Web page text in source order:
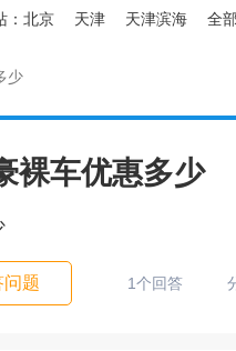
北京 天津 天津滨海 全
少
裸车优惠多少
问题 1个回答